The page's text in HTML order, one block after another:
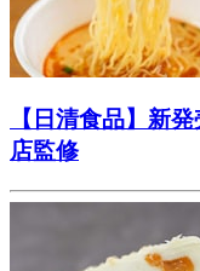
【日清食品】新
店監修